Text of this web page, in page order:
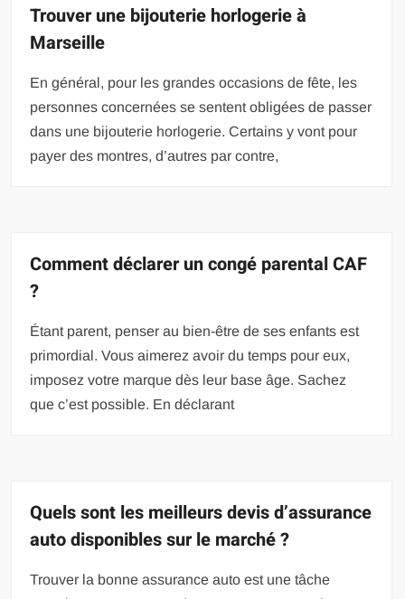
Trouver une bijouterie horlogerie à
Marseille
En général, pour les grandes occasions de fête, les
personnes concernées se sentent obligées de passer
dans une bijouterie horlogerie. Certains y vont pour
payer des montres, d’autres par contre,
Comment déclarer un congé parental CAF
?
Étant parent, penser au bien-être de ses enfants est
primordial. Vous aimerez avoir du temps pour eux,
imposez votre marque dès leur base âge. Sachez
que c’est possible. En déclarant
Quels sont les meilleurs devis d’assurance
auto disponibles sur le marché ?
Trouver la bonne assurance auto est une tâche